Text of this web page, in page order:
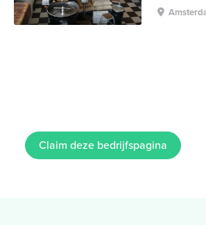
Claim deze bedrijfspagina